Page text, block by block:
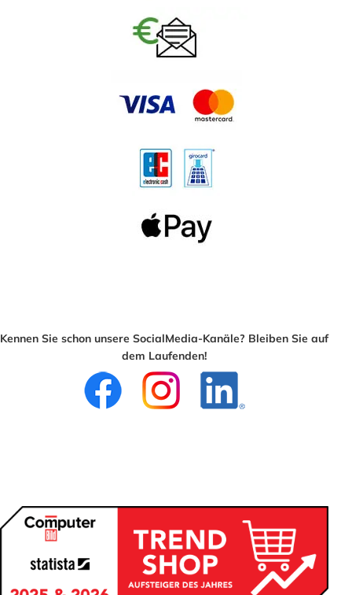
Kennen Sie schon unsere SocialMedia-Kanäle? Bleiben Sie auf
dem Laufenden!